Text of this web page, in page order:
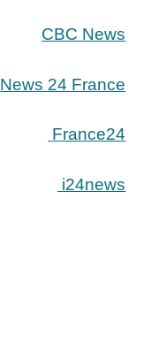
CBC News
News 24 France
France24
i24news